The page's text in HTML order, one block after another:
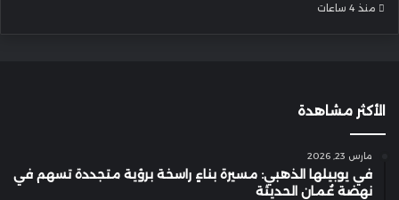
منذ 4 ساعات
الأكثر مشاهدة
مارس 23, 2026
في يوبيلها الذهبي: مسيرة بناءٍ راسخة برؤية متجددة تسهم في
نهضة عُمان الحديثة